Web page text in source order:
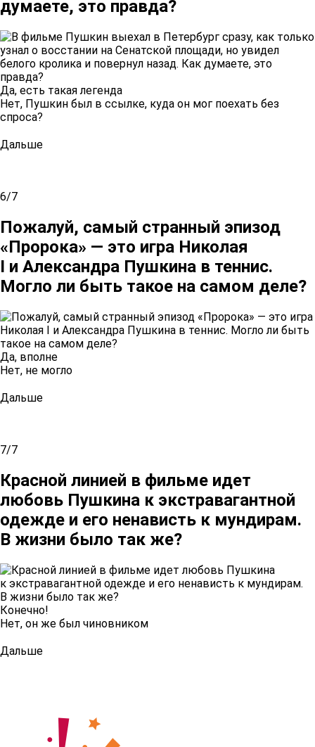
думаете, это правда?
Да, есть такая легенда
Нет, Пушкин был в ссылке, куда он мог поехать без
спроса?
Дальше
6/7
Пожалуй, самый странный эпизод
«Пророка» — это игра Николая
I и Александра Пушкина в теннис.
Могло ли быть такое на самом деле?
Да, вполне
Нет, не могло
Дальше
7/7
Красной линией в фильме идет
любовь Пушкина к экстравагантной
одежде и его ненависть к мундирам.
В жизни было так же?
Конечно!
Нет, он же был чиновником
Дальше